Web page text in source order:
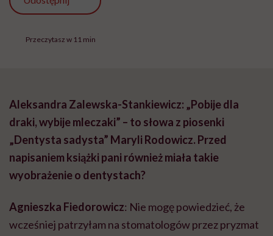
Przeczytasz w 11 min
Aleksandra Zalewska-Stankiewicz: „Pobije dla
draki, wybije mleczaki” – to słowa z piosenki
„Dentysta sadysta” Maryli Rodowicz. Przed
napisaniem książki pani również miała takie
wyobrażenie o dentystach?
Agnieszka Fiedorowicz: Nie mogę powiedzieć, że
wcześniej patrzyłam na stomatologów przez pryzmat